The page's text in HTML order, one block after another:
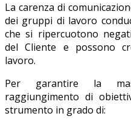
La carenza di
dei gruppi di lavoro
che si ripercuotono
del Cliente e possono
lavoro.
Per garantire la
raggiungimento di
strumento in grado di: